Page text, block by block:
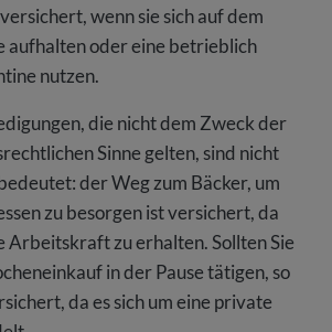
wenn sie sich auf dem
aufhalten oder eine betrieblich
nutzen.
die nicht dem Zweck der
Sinne gelten, sind nicht
der Weg zum Bäcker, um
zu besorgen ist versichert, da
Arbeitskraft zu erhalten. Sollten Sie
in der Pause tätigen, so
da es sich um eine private